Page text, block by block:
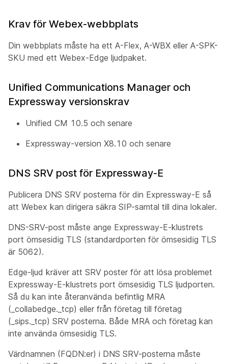
Krav för Webex-webbplats
Din webbplats måste ha ett A-Flex, A-WBX eller A-SPK-
SKU med ett Webex-Edge ljudpaket.
Unified Communications Manager och
Expressway versionskrav
Unified CM 10.5 och senare
Expressway-version X8.10 och senare
DNS SRV post för Expressway-E
Publicera DNS SRV posterna för din Expressway-E så
att Webex kan dirigera säkra SIP-samtal till dina lokaler.
DNS-SRV-post måste ange Expressway-E-klustrets
port ömsesidig TLS (standardporten för ömsesidig TLS
är 5062).
Edge-ljud kräver att SRV poster för att lösa problemet
Expressway-E-klustrets port ömsesidig TLS ljudporten.
Så du kan inte återanvända befintlig MRA
(_collabedge._tcp) eller från företag till företag
(_sips._tcp) SRV posterna. Både MRA och företag kan
inte använda ömsesidig TLS.
Värdnamnen (FQDN:er) i DNS SRV-posterna måste